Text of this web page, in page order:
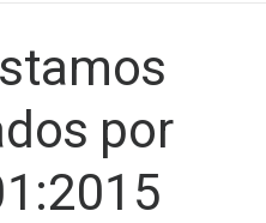
por